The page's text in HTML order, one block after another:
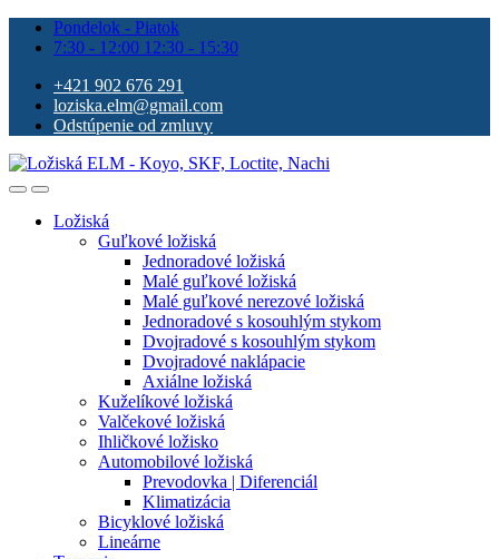
Pondelok - Piatok
7:30 - 12:00 12:30 - 15:30
+421 902 676 291
loziska.elm@gmail.com
Odstúpenie od zmluvy
Ložiská
Guľkové ložiská
Jednoradové ložiská
Malé guľkové ložiská
Malé guľkové nerezové ložiská
Jednoradové s kosouhlým stykom
Dvojradové s kosouhlým stykom
Dvojradové naklápacie
Axiálne ložiská
Kuželíkové ložiská
Valčekové ložiská
Ihličkové ložisko
Automobilové ložiská
Prevodovka | Diferenciál
Klimatizácia
Bicyklové ložiská
Lineárne